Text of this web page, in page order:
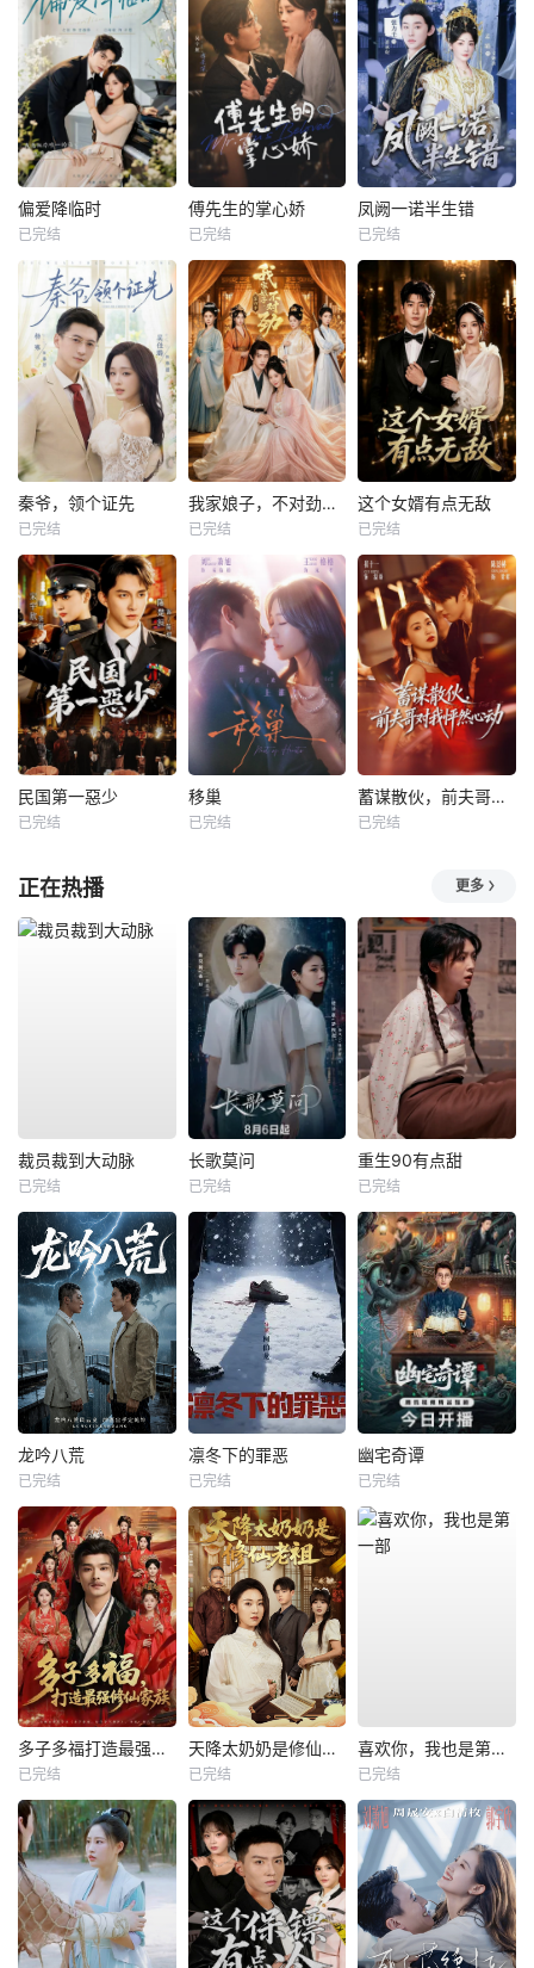
偏爱降临时
已完结
傅先生的掌心娇
已完结
凤阙一诺半生错
已完结
秦爷，领个证先
已完结
我家娘子，不对劲第四季
已完结
这个女婿有点无敌
已完结
民国第一惡少
已完结
移巢
已完结
蓄谋散伙，前夫哥对我怦然心动
已完结
正在热播 更多
裁员裁到大动脉
已完结
长歌莫问
已完结
重生90有点甜
已完结
龙吟八荒
已完结
凛冬下的罪恶
已完结
幽宅奇谭
已完结
多子多福打造最强修仙家族
已完结
天降太奶奶是修仙老祖
已完结
喜欢你，我也是第一部
已完结